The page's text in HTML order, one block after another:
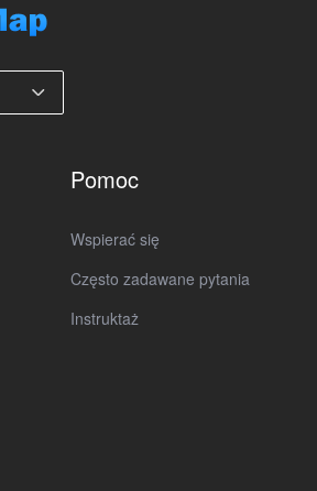
Pomoc
Wspierać się
Często zadawane pytania
Instruktaż